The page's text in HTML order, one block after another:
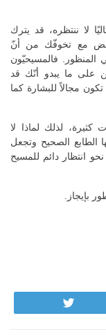
لا ننتظره، قد يترك
مع تخوفّك من أنّ
المنظور. فالمسيحيّون
على ما يبدو أنّك قد
مجالاً للبشارة كما
كثيرة، لذلك لماذا لا
الطابع الصحيح وتجعل
نحو انتظار دائم للمسيح
بإيجاز.